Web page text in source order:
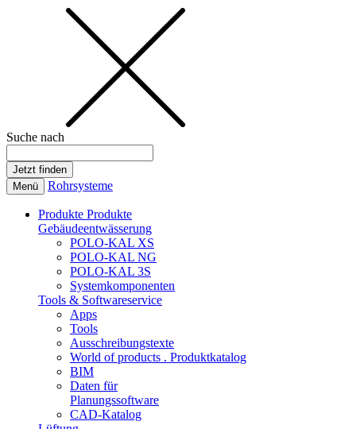
Suche nach
Menü Rohrsysteme
Produkte Produkte
Gebäudeentwässerung
POLO-KAL XS
POLO-KAL NG
POLO-KAL 3S
Systemkomponenten
Tools & Softwareservice
Apps
Tools
Ausschreibungstexte
World of products . Produktkatalog
BIM
Daten für
Planungssoftware
CAD-Katalog